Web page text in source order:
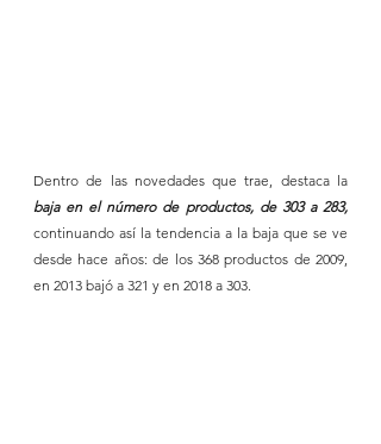
continuando así la tendencia a la baja que se ve
desde hace años: de los 368 productos de 2009,
en 2013 bajó a 321 y en 2018 a 303.